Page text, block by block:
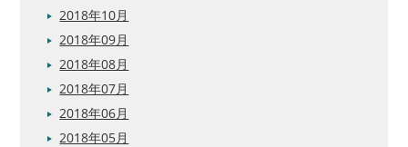
2018年10月
2018年09月
2018年08月
2018年07月
2018年06月
2018年05月